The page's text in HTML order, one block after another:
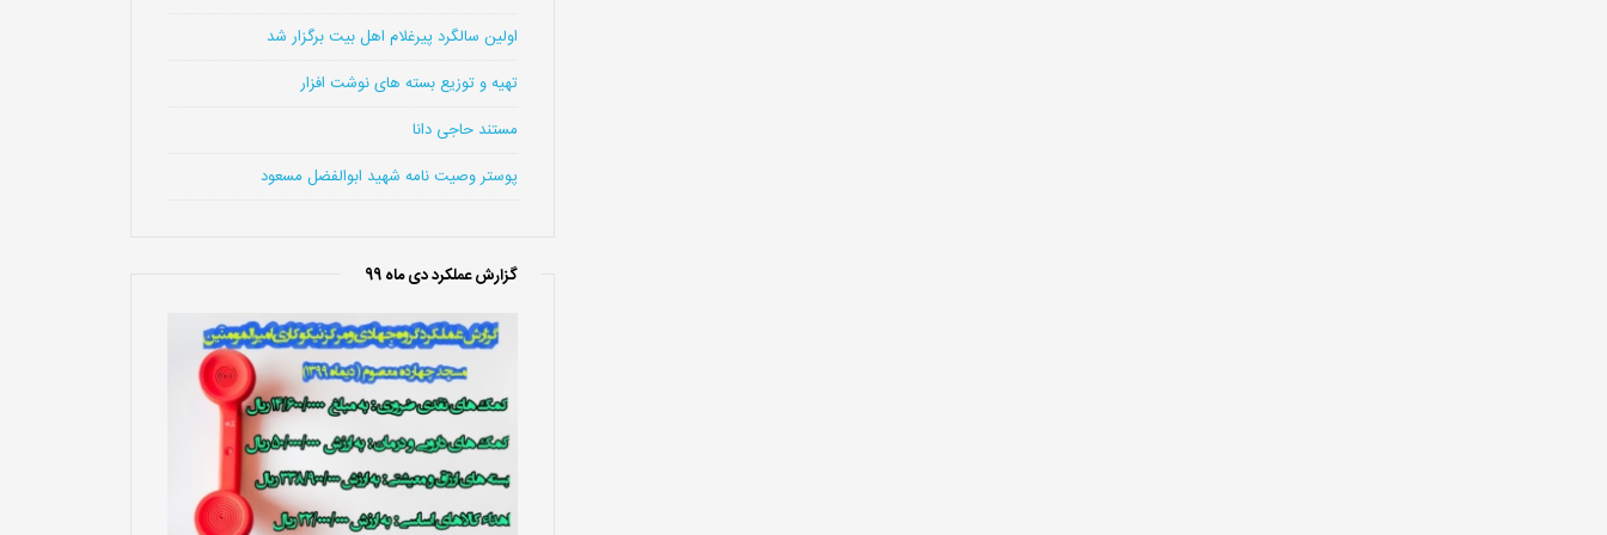
اولین سالگرد پیرغلام اهل بیت برگزار شد
تهیه و توزیع بسته های نوشت افزار
مستند حاجی دانا
پوستر وصیت نامه شهید ابوالفضل مسعود
گزارش عملکرد دی ماه 99